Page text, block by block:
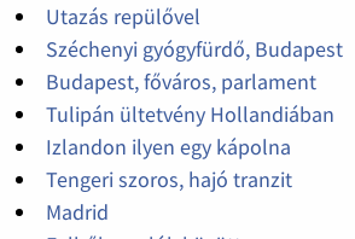
Utazás repülővel
Széchenyi gyógyfürdő, Budapest
Budapest, főváros, parlament
Tulipán ültetvény Hollandiában
Izlandon ilyen egy kápolna
Tengeri szoros, hajó tranzit
Madrid